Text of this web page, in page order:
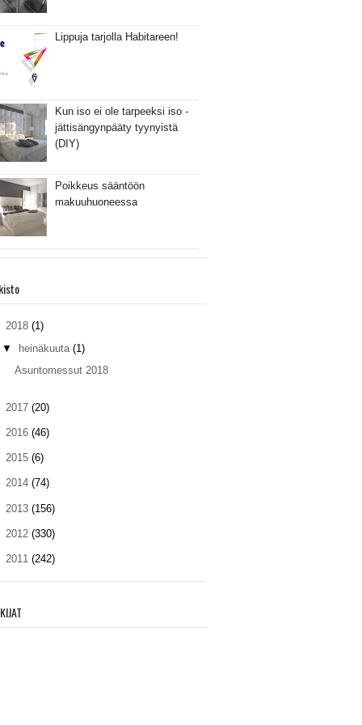
Lippuja tarjolla Habitareen!
Kun iso ei ole tarpeeksi iso -
jättisängynpääty tyynyistä
(DIY)
Poikkeus sääntöön
makuuhuoneessa
2018 (1)
▼ heinäkuuta (1)
Asuntomessut 2018
2017 (20)
2016 (46)
2015 (6)
2014 (74)
2013 (156)
2012 (330)
2011 (242)